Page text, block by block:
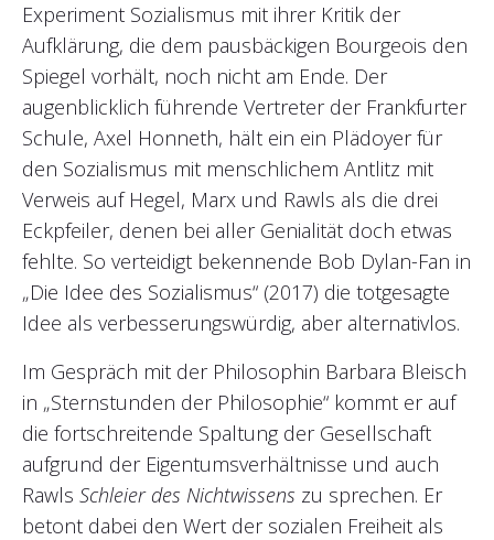
Experiment Sozialismus mit ihrer Kritik der
Aufklärung, die dem pausbäckigen Bourgeois den
Spiegel vorhält, noch nicht am Ende. Der
augenblicklich führende Vertreter der Frankfurter
Schule, Axel Honneth, hält ein ein Plädoyer für
den Sozialismus mit menschlichem Antlitz mit
Verweis auf Hegel, Marx und Rawls als die drei
Eckpfeiler, denen bei aller Genialität doch etwas
fehlte. So verteidigt bekennende Bob Dylan-Fan in
„Die Idee des Sozialismus“ (2017) die totgesagte
Idee als verbesserungswürdig, aber alternativlos.
Im Gespräch mit der Philosophin Barbara Bleisch
in „Sternstunden der Philosophie“ kommt er auf
die fortschreitende Spaltung der Gesellschaft
aufgrund der Eigentumsverhältnisse und auch
Rawls Schleier des Nichtwissens zu sprechen. Er
betont dabei den Wert der sozialen Freiheit als